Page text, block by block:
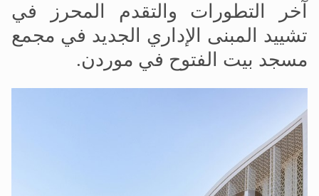
آخر التطورات والتقدم المحرز في
تشييد المبنى الإداري الجديد في مجمع
مسجد بيت الفتوح في موردن.